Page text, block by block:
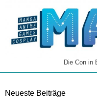
Die Con in
Neueste Beiträge